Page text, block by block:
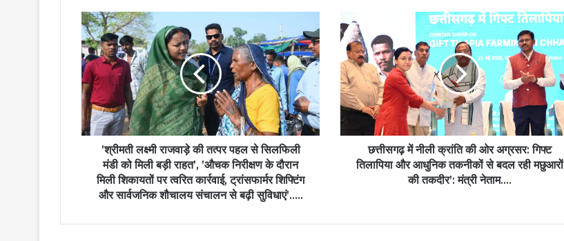
’श्रीमती
लक्ष्मी
राजवाड़े
की
तत्पर
पहल
सिलफिली
मंडी
राहत’,
’श्रीमती लक्ष्मी राजवाड़े की तत्पर पहल से सिलफिली
मंडी को मिली बड़ी राहत’, ’औचक निरीक्षण के दौरान
मिली शिकायतों पर त्वरित कार्रवाई, ट्रांसफार्मर शिफ्टिंग
और सार्वजनिक शौचालय संचालन से बढ़ी सुविधाएं’…..
छत्तीसगढ़
में
नीली
क्रांति
की
ओर
अग्रसर:
गिफ्ट
तिलापिया
आधुनिक
छत्तीसगढ़ में नीली क्रांति की ओर अग्रसर: गिफ्ट
तिलापिया और आधुनिक तकनीकों से बदल रही मछुआरों
की तकदीर’: मंत्री नेताम….